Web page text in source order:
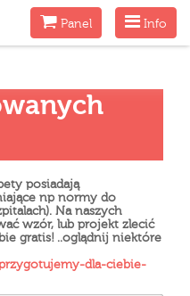
Menu
Info
MenuPanel
posiadają
np normy do
Na naszych
wzór, lub projekt zlecić
gratis! ..oglądnij niektóre
dla-ciebie-